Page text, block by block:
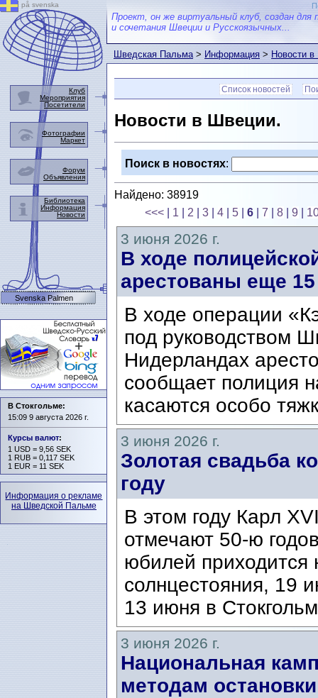
Проект, он же виртуальный клуб, создан для
и сочетания Швеции и Русскоязычных...
Шведская Пальма>Информация>Новости
Список новостей
Новости в Швеции.
Поиск в новостях:
Найдено: 38919
<<<
1 2 |3 |4 5 |6 |7 |8 |9
3 июня 2026 г.
В ходе
арестованы еще 15
В ходе операции
под руководством
Нидерландах
сообщает полиция
касаются особо
3 июня 2026 г.
Золотая свадьба
году
В этом году Карл
отмечают 50-ю
юбилей приходится
солнцестояния, 19
13 июня в
3 июня 2026 г.
Национальная
методам
på svenska
Клуб
Мероприятия
Посетители
Фотографии
Маркет
Форум
Объявления
Библиотека
Информация
Новости
Svenska Palmen
В Стокгольме:
15:09 9 августа 2026 г.
Курсы валют:
1 USD = 9,56 SEK
1 RUB = 0,117 SEK
1 EUR = 11 SEK
Информация о рекламе
на Шведской Пальме